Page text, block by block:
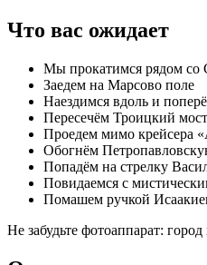
Что вас ожидает
Мы прокатимся рядом со
Заедем на Марсово поле
Наездимся вдоль и
Пересечём Троицкий мост
Проедем мимо крейсера
Обогнём
Попадём на стрелку
Повидаемся с
Помашем ручкой
Не забудьте фотоаппарат: